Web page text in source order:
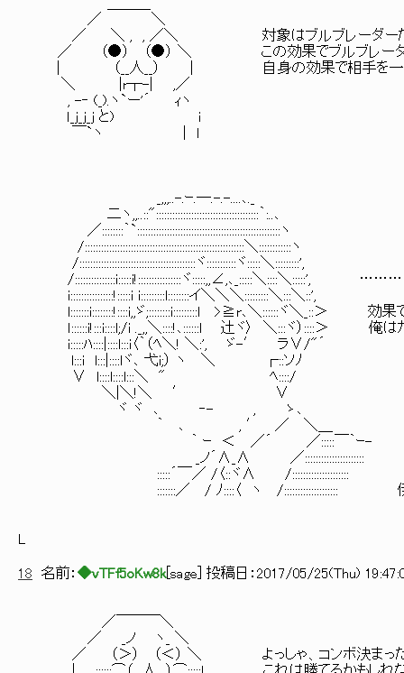
／ ＼
／ ＼ , , ／＼ 対象はブルブレーダーだ
／ （●） （●） ＼ この効果でブルブレーダー
| （__人__） | 自身の効果で相手を一方的
＼ |r┬-| ,／
, -‐ (_).ヽ`ー'´ ｨヽ
ｌ_ｊ_ｊ_ｊ と) i
￣`ヽ | l
_,,,..-.ｰ.─.-.-....､._
二ヽ,,..::"::::::::::::::::::::::::::::::::::::::｀:..､
／::::::::｀`:::::::::::::::::::::::::::::::::::::::::::::::::::::ヽ
/:::::::::::::::::::::::::::::::::::::::::::::::::::::::::::＼::::::::::::ヽ
/:::::::::::::::::::::::::::::::::::::::::::ヾ:::::::::::ヾ:::::＼:::::::::',
/:::::::::::::::i:::::i!::::::::::::::::ヾ:::::,,∠,､_:::::＼::::＼:::::',
i::::::::::::::::!:::::i i:::::::::l::::::::イ＼＼＼:::::::::＼:::＼::',
l:::::::i::::::::!::::i,,ゞ;::::::::i:::::::::l >≧r､＼::::::ヾ＼_::＞ 効果で
ｌ::::::i!:::i::::l;/i ._,,＼::::!､::::::l 辻ヾ〉 ＼:::ヾ）::::＞ 俺はカ
i:::::ﾊ::::|::::l:::i〈｀（ﾍ＼! ＼:', ゞ-′ ラ∨/"´
l:::i l:::|::::lヾ､ 弋i;） ヽ ＼ ┌::ソﾉ
∨ l::::l::::l:::＼ " ﾍ::::/
＼|＼!＼ ′ ∨
ヾ ヾ ､ ‐- , ゝ､
｀ ､ , ′ ／ ＼＿
｀ ｰ ＜ ／´ ／:::::￣｀ｰ-
_ノ´∧_∧ ／::::::::::::::::::::::
:::::´￣／ /〈::ヾ∧ /:::::::::::::::::::::
:::::::／ / ﾉ::::〈 ヽ /:::::::::::::::::::: 伊藤
18 名前： ◆vTFf5oKw8k[ sage ] 投稿日： 2017/05/25(Thu)
／￣￣￣＼
／ _ノ ヽ_ ＼
／ （＞） （＜） ＼ よっしゃ、コンボ決まっ